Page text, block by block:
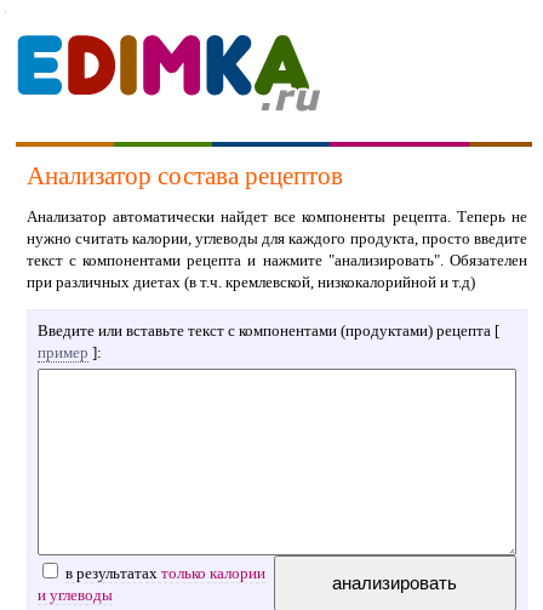
Анализатор состава рецептов
Анализатор автоматически найдет все компоненты рецепта. Теперь не
нужно считать калории, углеводы для каждого продукта, просто введите
текст с компонентами рецепта и нажмите "анализировать". Обязателен
при различных диетах (в т.ч. кремлевской, низкокалорийной и т.д)
Введите или вставьте текст с компонентами (продуктами) рецепта [
пример ]:
в результатах только калории
и углеводы